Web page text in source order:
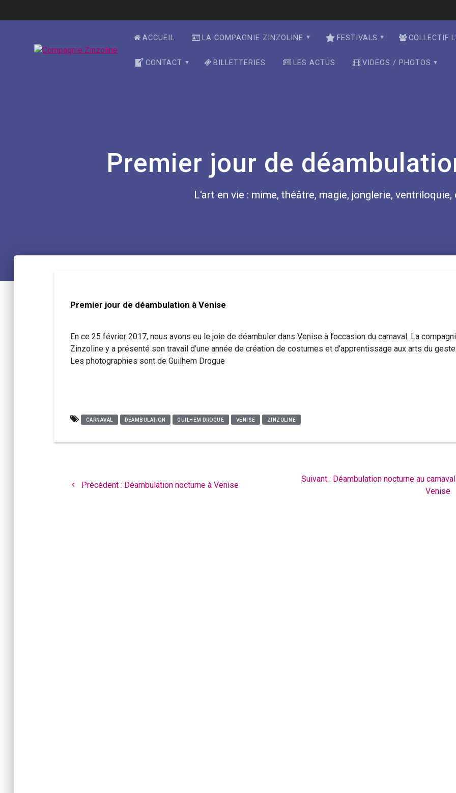
ACCUEIL LA COMPAGNIE ZINZOLINE FESTIVALS COLLECTIF
CONTACT BILLETTERIES LES ACTUS VIDEOS / PHOTOS
Premier jour de
L'art en vie : mime, théâtre, magie, jonglerie, ventriloquie,
Premier jour de déambulation à Venise
En ce 25 février 2017, nous avons eu le joie de déambuler dans Venise à l’occasion du carnaval. La
Zinzoline y a présenté son travail d’une année de création de costumes et d’apprentissage aux arts du
Les photographies sont de Guilhem Drogue
CARNAVAL DÉAMBULATION GUILHEM DROGUE VENISE ZINZOLINE
l’articlePrécédent : Article
Déambulation nocturne à Venise
Suivant : Article
Déambulation nocturne au
Venise